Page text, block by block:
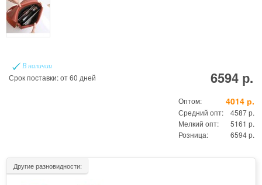
В наличии
Срок поставки: от 60 дней 6594 р.
Оптом: 4014 р.
Средний опт:
4587 р.
Мелкий опт:
5161 р.
Розница:
6594 р.
Другие разновидности: